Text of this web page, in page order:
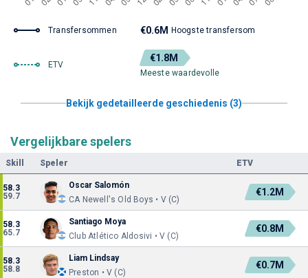
Transfersommen €0.6M Hoogste transfersom
ETV
€1.8M
Meeste waardevolle
Bekijk gedetailleerde geschiedenis (3)
Vergelijkbare spelers
Skill Speler ETV
58.3
59.7
Oscar Salomón
CA Newell's Old Boys • V (C)
€1.2M
58.3
65.7
Santiago Moya
Club Atlético Aldosivi • V (C)
€0.8M
58.3
58.8
Liam Lindsay
Preston • V (C)
€0.7M